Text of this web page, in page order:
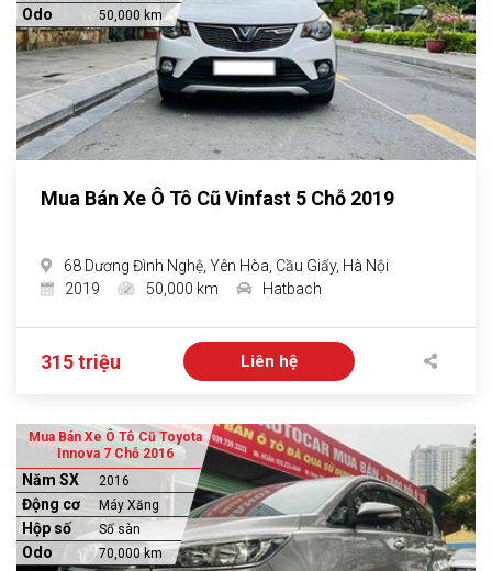
Odo 50,000 km
Mua Bán Xe Ô Tô Cũ Vinfast 5 Chỗ 2019
68 Dương Đình Nghệ, Yên Hòa, Cầu Giấy, Hà Nội
2019
50,000 km Hatbach
315 triệu Liên hệ
Mua Bán Xe Ô Tô Cũ Toyota
Innova 7 Chỗ 2016
Năm SX 2016
Động cơ Máy Xăng
Hộp số Số sàn
Odo 70,000 km